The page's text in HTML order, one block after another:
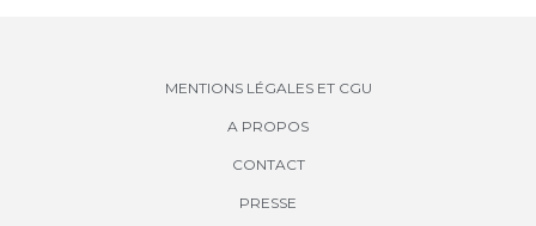
MENTIONS LÉGALES ET CGU
A PROPOS
CONTACT
PRESSE